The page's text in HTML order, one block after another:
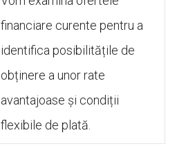
financiare curente pentru a
identifica posibilitățile de
obținere a unor rate
avantajoase și condiții
flexibile de plată.